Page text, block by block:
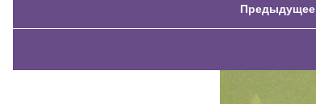
Предыдущее